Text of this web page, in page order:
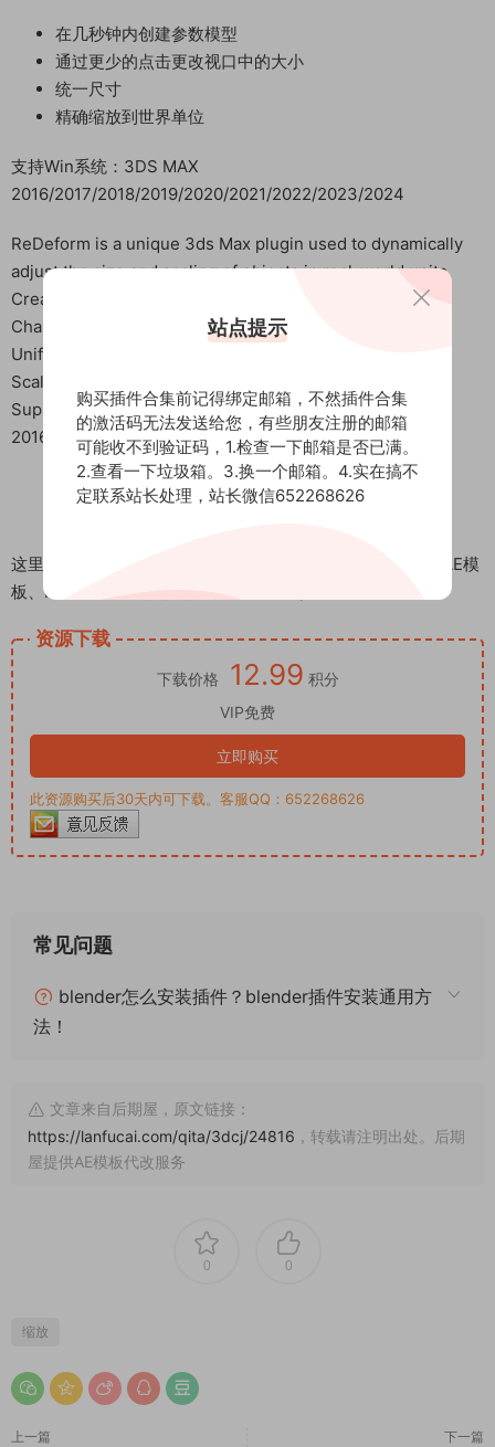
在几秒钟内创建参数模型
通过更少的点击更改视口中的大小
统一尺寸
精确缩放到世界单位
支持Win系统：3DS MAX
2016/2017/2018/2019/2020/2021/2022/2023/2024
ReDeform is a unique 3ds Max plugin used to dynamically
adjust the size and scaling of objects in real-world units.
Create a parametric model in a few seconds
Change the size in the viewport with fewer clicks
Unified size
Scale accurately to world units
Support for Win system: 3DS MAX
2016/2017/2018/2019/2020/2021/2022/2023/2024
这里是后期屋资源站，欢迎您来后期屋下载影视后期资源（AE模
板、PR模板、音视频频素材各种插件等）
资源下载
下载价格 12.99 积分
VIP免费
立即购买
此资源购买后30天内可下载。客服QQ：652268626
常见问题
blender怎么安装插件？blender插件安装通用方
法！
文章来自后期屋，原文链接：
https://lanfucai.com/qita/3dcj/24816 ，转载请注明出处。后期
屋提供AE模板代改服务
0 0
缩放
上一篇 下一篇
站点提示
购买插件合集前记得绑定邮箱，不然插件合集
的激活码无法发送给您，有些朋友注册的邮箱
可能收不到验证码，1.检查一下邮箱是否已满。
2.查看一下垃圾箱。3.换一个邮箱。4.实在搞不
定联系站长处理，站长微信652268626